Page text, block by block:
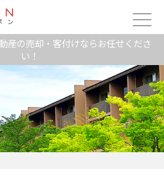
産の売却・客付けならお任せくださ
い！